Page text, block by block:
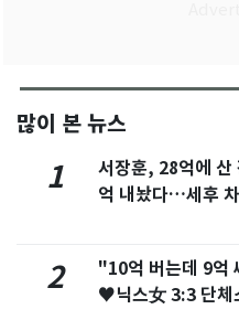
많이 본 뉴스
1
서장훈, 28억에 산
억 내놨다…세후
2
"10억 버는데 9
♥닉스女 3:3 단체